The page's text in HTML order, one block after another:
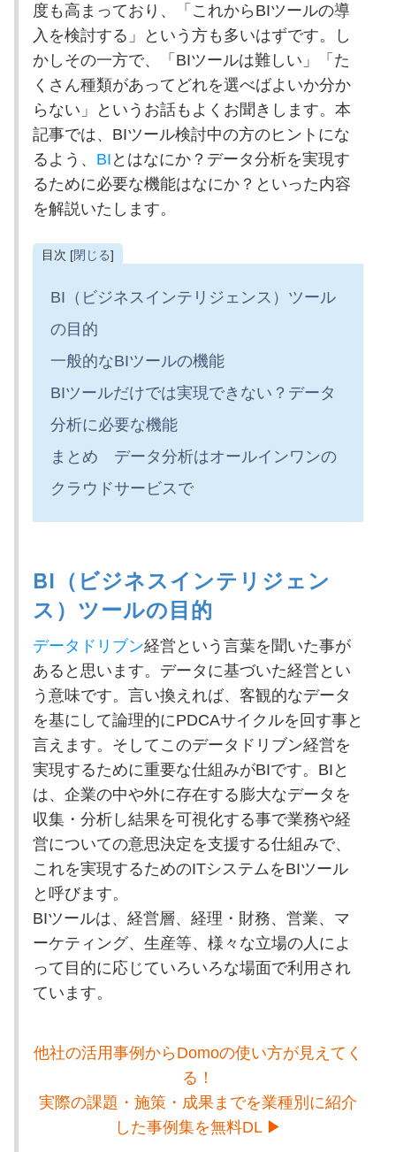
度も高まっており、「これからBIツールの導
入を検討する」という方も多いはずです。し
かしその一方で、「BIツールは難しい」「た
くさん種類があってどれを選べばよいか分か
らない」というお話もよくお聞きします。本
記事では、BIツール検討中の方のヒントにな
るよう、 BI とはなにか？データ分析を実現す
るために必要な機能はなにか？といった内容
を解説いたします。
目次 [閉じる]
BI（ビジネスインテリジェンス）ツール
の目的
一般的なBIツールの機能
BIツールだけでは実現できない？データ
分析に必要な機能
まとめ データ分析はオールインワンの
クラウドサービスで
BI（ビジネスインテリジェン
ス）ツールの目的
データドリブン経営という言葉を聞いた事が
あると思います。データに基づいた経営とい
う意味です。言い換えれば、客観的なデータ
を基にして論理的にPDCAサイクルを回す事と
言えます。そしてこのデータドリブン経営を
実現するために重要な仕組みがBIです。BIと
は、企業の中や外に存在する膨大なデータを
収集・分析し結果を可視化する事で業務や経
営についての意思決定を支援する仕組みで、
これを実現するためのITシステムをBIツール
と呼びます。
BIツールは、経営層、経理・財務、営業、マ
ーケティング、生産等、様々な立場の人によ
って目的に応じていろいろな場面で利用され
ています。
他社の活用事例からDomoの使い方が見えてく
る！
実際の課題・施策・成果までを業種別に紹介
した事例集を無料DL ▶